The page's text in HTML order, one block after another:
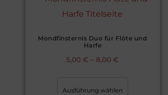
Mondfinsternis Duo für Flöte und
Harfe
5,00 € – 8,00 €
Ausführung wählen